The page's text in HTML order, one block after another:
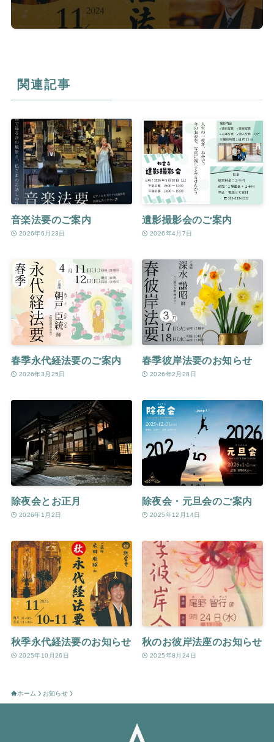
関連記事
音楽法要のご案内
2026年6月23日
遺影撮影会のご案内
2026年4月7日
春季永代経法要のご案内
2026年3月25日
春季彼岸法要のお知らせ
2026年2月28日
除夜会とお正月
2026年1月2日
除夜会・元旦会のご案内
2025年12月14日
秋季永代経法要のお知らせ
2025年10月26日
秋のお彼岸法座のお知らせ
2025年8月24日
ホーム お知らせ